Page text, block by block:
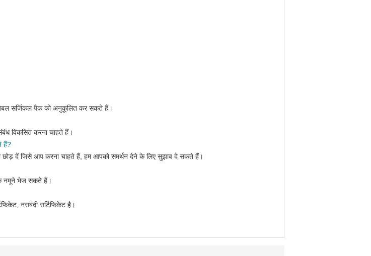
सर्जिकल पैक को अनुकूलित कर सकते हैं।
विकसित करना चाहते हैं।
हैं?
छोड़ दें जिसे आप करना चाहते हैं, हम आपको समर्थन देने के लिए सुझाव दे सकते हैं।
के नमूने भेज सकते हैं।
नसबंदी सर्टिफिकेट है।